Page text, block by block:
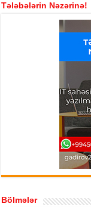
Tələbələrin Nəzərinə!
Bölmələr